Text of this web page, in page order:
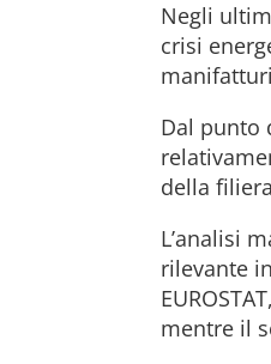
Negli
crisi
Dal punto
della
L’analisi
rilevante
mentre il